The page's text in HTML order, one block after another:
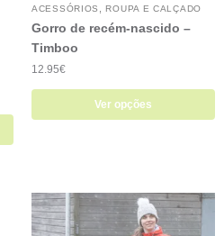
ACESSÓRIOS ROUPA E CALÇADO
Gorro de recém-nascido –
Timboo
12.95€
Ver opções